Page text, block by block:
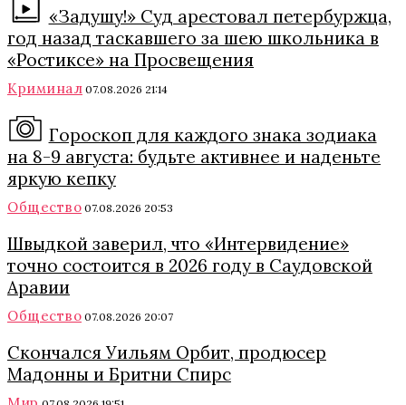
«Задушу!» Суд арестовал петербуржца,
год назад таскавшего за шею школьника в
«Ростиксе» на Просвещения
Криминал 07.08.2026 21:14
Гороскоп для каждого знака зодиака
на 8-9 августа: будьте активнее и наденьте
яркую кепку
Общество 07.08.2026 20:53
Швыдкой заверил, что «Интервидение»
точно состоится в 2026 году в Саудовской
Аравии
Общество 07.08.2026 20:07
Скончался Уильям Орбит, продюсер
Мадонны и Бритни Спирс